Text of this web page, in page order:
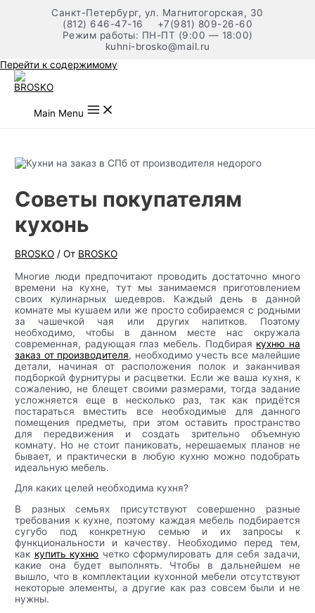
Санкт-Петербург, ул. Магнитогорская, 30
(812) 646-47-16
+7(981) 809-26-60
Режим работы: ПН-ПТ (9:00 — 18:00)
kuhni-brosko@mail.ru
Перейти к содержимому
Main Menu
Советы покупателям
кухонь
BROSKO / От BROSKO
Многие люди предпочитают проводить достаточно много
времени на кухне, тут мы занимаемся приготовлением
своих кулинарных шедевров. Каждый день в данной
комнате мы кушаем или же просто собираемся с родными
за чашечкой чая или других напитков. Поэтому
необходимо, чтобы в данном месте нас окружала
современная, радующая глаз мебель. Подбирая кухню на
заказ от производителя, необходимо учесть все малейшие
детали, начиная от расположения полок и заканчивая
подборкой фурнитуры и расцветки. Если же ваша кухня, к
сожалению, не блещет своими размерами, тогда задание
усложняется еще в несколько раз, так как придётся
постараться вместить все необходимые для данного
помещения предметы, при этом оставить пространство
для передвижения и создать зрительно объемную
комнату. Но не стоит паниковать, нерешаемых планов не
бывает, и практически в любую кухню можно подобрать
идеальную мебель.
Для каких целей необходима кухня?
В разных семьях присутствуют совершенно разные
требования к кухне, поэтому каждая мебель подбирается
сугубо под конкретную семью и их запросы к
функциональности и качеству. Необходимо перед тем,
как купить кухню четко сформулировать для себя задачи,
какие она будет выполнять. Чтобы в дальнейшем не
вышло, что в комплектации кухонной мебели отсутствуют
некоторые элементы, а другие как раз совсем были и не
нужны.